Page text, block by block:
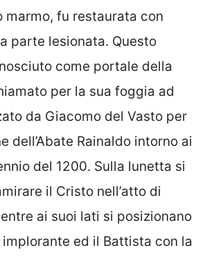
marmo, fu restaurata con
parte lesionata. Questo
come portale della
per la sua foggia ad
da Giacomo del Vasto per
dell’Abate Rainaldo intorno ai
del 1200. Sulla lunetta si
il Cristo nell’atto di
ai suoi lati si posizionano
implorante ed il Battista con la